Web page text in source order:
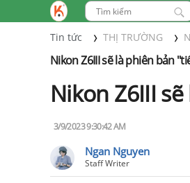
Tin tức THỊ TRƯỜNG
Nikon Z6III sẽ là phiên bản
Nikon Z6III
3/9/2023 9:30:42 AM
Ngan Nguyen
Staff Writer